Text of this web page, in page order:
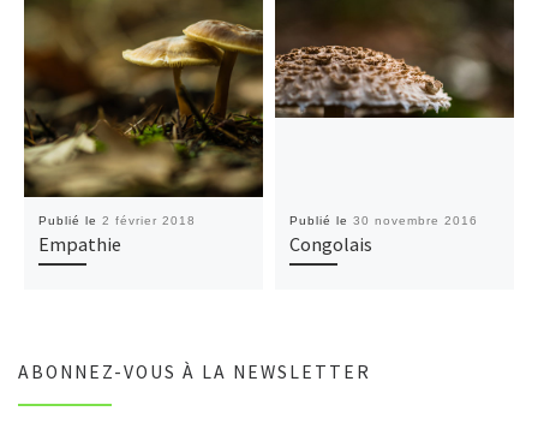
Publié le 2 février 2018
Empathie
Publié le 30 novembre 2016
Congolais
ABONNEZ-VOUS À LA NEWSLETTER